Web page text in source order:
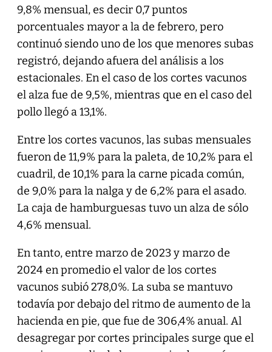
9,8% mensual, es decir 0,7 puntos
porcentuales mayor a la de febrero, pero
continuó siendo uno de los que menores subas
registró, dejando afuera del análisis a los
estacionales. En el caso de los cortes vacunos
el alza fue de 9,5%, mientras que en el caso del
pollo llegó a 13,1%.
Entre los cortes vacunos, las subas mensuales
fueron de 11,9% para la paleta, de 10,2% para el
cuadril, de 10,1% para la carne picada común,
de 9,0% para la nalga y de 6,2% para el asado.
La caja de hamburguesas tuvo un alza de sólo
4,6% mensual.
En tanto, entre marzo de 2023 y marzo de
2024 en promedio el valor de los cortes
vacunos subió 278,0%. La suba se mantuvo
todavía por debajo del ritmo de aumento de la
hacienda en pie, que fue de 306,4% anual. Al
desagregar por cortes principales surge que el